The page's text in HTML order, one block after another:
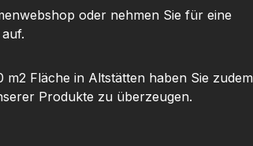
oder nehmen Sie für eine
Fläche in Altstätten haben Sie zudem
Produkte zu überzeugen.